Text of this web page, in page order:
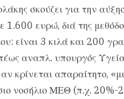
σκούζει για την
1.600 ευρώ, διά της
είναι 3 κιλά και 200
αναπλ. υπουργός
αν κρίνεται απαραίτητο,
νοσήλιο ΜΕΘ (π.χ. 20%-